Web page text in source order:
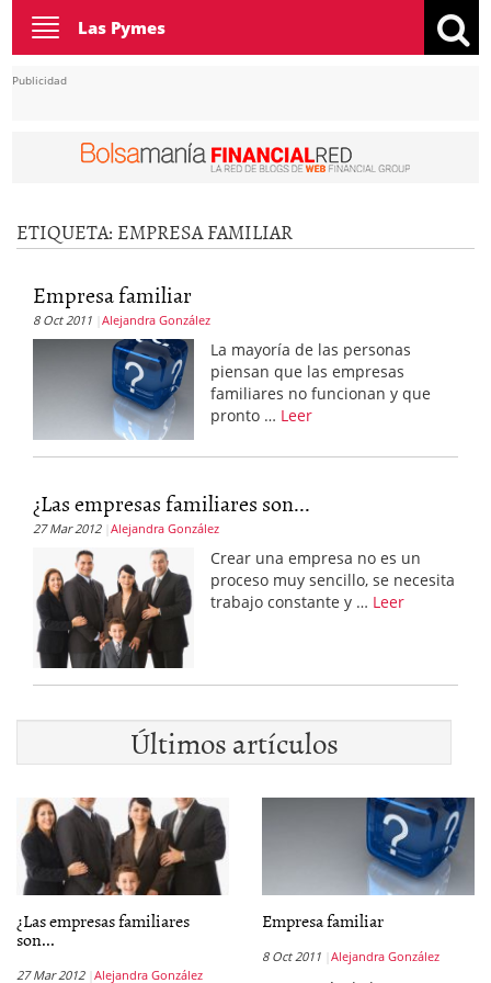
Toggle
navigation
Las Pymes
Publicidad
ETIQUETA: EMPRESA FAMILIAR
Empresa familiar
8 Oct 2011 Alejandra González
La mayoría de las personas
piensan que las empresas
familiares no funcionan y que
pronto … Leer
¿Las empresas familiares son...
27 Mar 2012 Alejandra González
Crear una empresa no es un
proceso muy sencillo, se necesita
trabajo constante y … Leer
Últimos artículos
¿Las empresas familiares
son...
27 Mar 2012 Alejandra González
Empresa familiar
8 Oct 2011 Alejandra González